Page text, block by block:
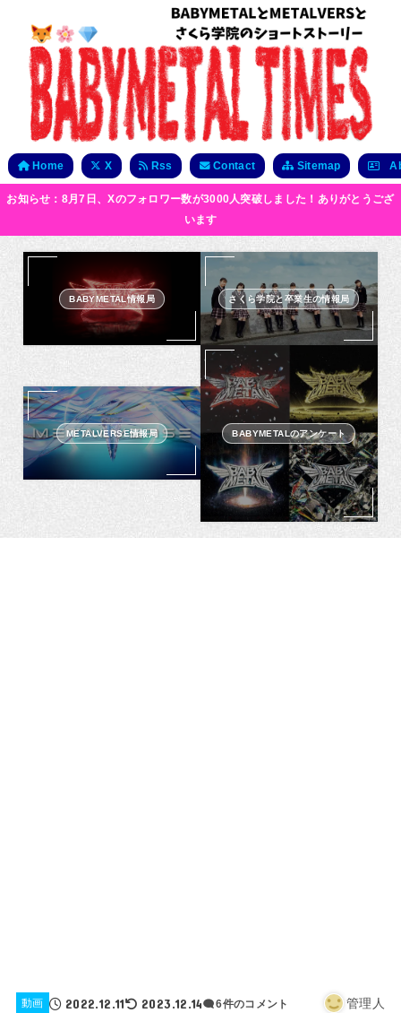
Home X Rss Contact Sitemap
お知らせ：8月7日、Xのフォロワー数が3000人突破しました！ありがとうござ
います
BABYMETAL情報局 さくら学院と卒業生の情報局
METALVERSE情報局 BABYMETALのアンケート
動画 2022.12.11 2023.12.14 6件のコメント 管理人